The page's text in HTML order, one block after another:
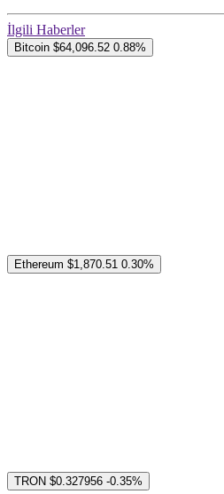
İlgili Haberler
Bitcoin $64,096.52 0.88%
Ethereum $1,870.51 0.30%
TRON $0.327956 -0.35%